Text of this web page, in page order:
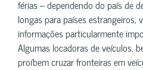
férias – dependendo do país de
longas para países estrangeiros,
informações particularmente
Algumas locadoras de veículos,
proíbem cruzar fronteiras em